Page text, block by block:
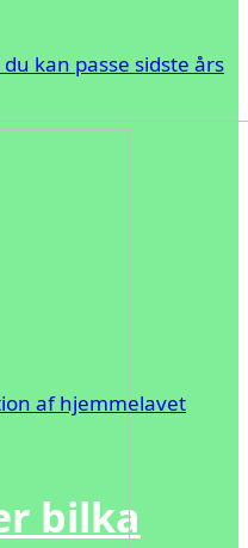
kan passe sidste års
af hjemmelavet
bilka